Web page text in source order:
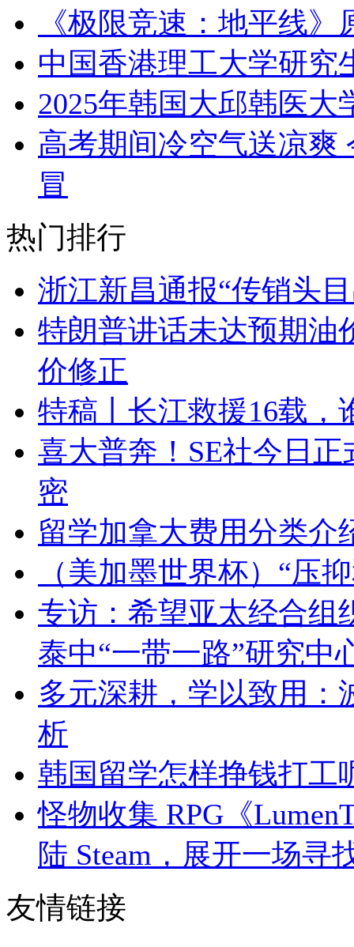
《极限竞速：地平线
中国香港理工大学研究
2025年韩国大邱韩医大
高考期间冷空气送凉爽
冒
热门排行
浙江新昌通报“传销头
特朗普讲话未达预期油
价修正
特稿丨长江救援16载，
喜大普奔！SE社今日
密
留学加拿大费用分类介
（美加墨世界杯）“压
专访：希望亚太经合
泰中“一带一路”研究中
多元深耕，学以致用：
析
韩国留学怎样挣钱打工
怪物收集 RPG《
陆 Steam，展开一场寻
友情链接